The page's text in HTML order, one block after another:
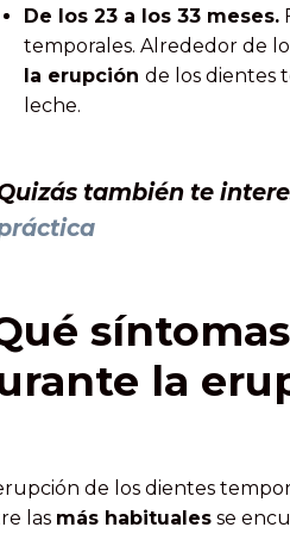
De los 23 a los 33 meses.
temporales. Alrededor de
la erupción de los dientes
leche.
también te
la
de los dientes
las más habituales se